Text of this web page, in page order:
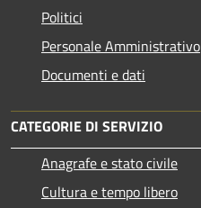
Politici
Personale Amministrativo
Documenti e dati
CATEGORIE DI SERVIZIO
Anagrafe e stato civile
Cultura e tempo libero